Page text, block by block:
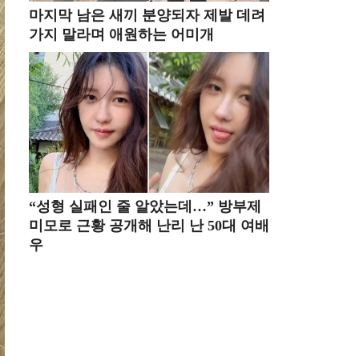
마지막 남은 새끼 분양되자 제발 데려
가지 말라며 애원하는 어미개
“성형 실패인 줄 알았는데…” 방부제
미모로 근황 공개해 난리 난 50대 여배
우